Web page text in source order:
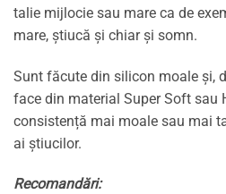
talie mijlocie sau mare ca de
mare, știucă și chiar și somn.
Sunt făcute din silicon moale și,
face din material Super Soft sau
consistență mai moale sau mai
ai știucilor.
Recomandări: